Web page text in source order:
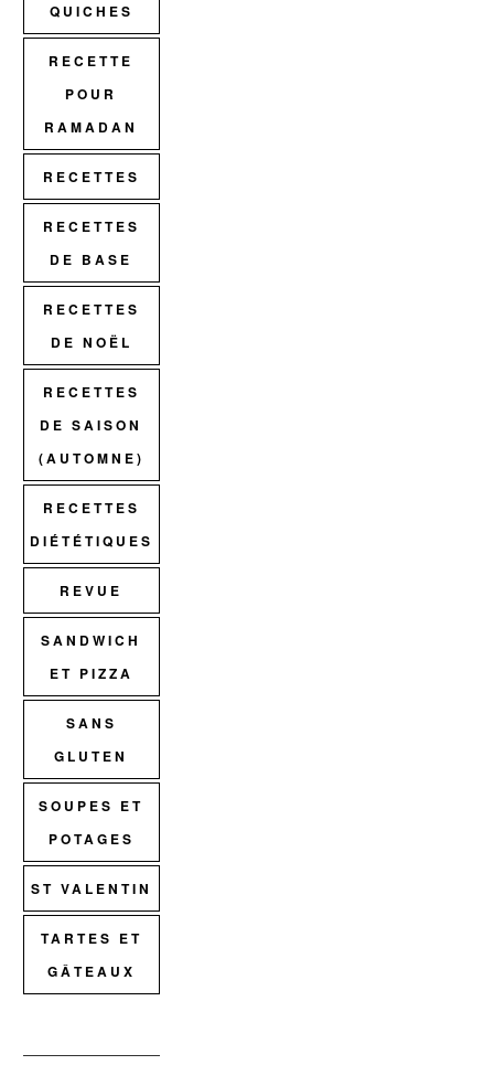
QUICHES
RECETTE
POUR
RAMADAN
RECETTES
RECETTES
DE BASE
RECETTES
DE NOËL
RECETTES
DE SAISON
(AUTOMNE)
RECETTES
DIÉTÉTIQUES
REVUE
SANDWICH
ET PIZZA
SANS
GLUTEN
SOUPES ET
POTAGES
ST VALENTIN
TARTES ET
GÂTEAUX